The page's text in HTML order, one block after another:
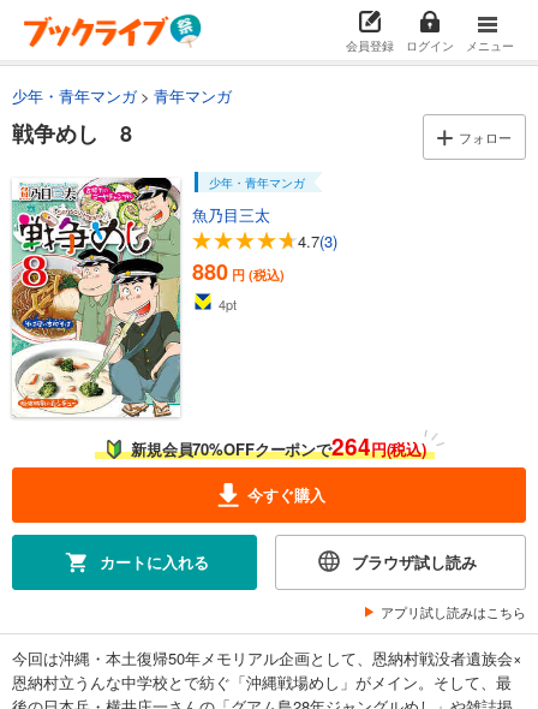
会員登録 ログイン メニュー
少年・青年マンガ 青年マンガ
戦争めし 8 フォロー
少年・青年マンガ
魚乃目三太
4.7(3)
880 円 (税込)
4pt
新規会員70%OFFクーポンで264円(税込)
今すぐ購入
カートに入れる ブラウザ試し読み
アプリ試し読みはこちら
今回は沖縄・本土復帰50年メモリアル企画として、恩納村戦没者遺族会×
恩納村立うんな中学校とで紡ぐ「沖縄戦場めし」がメイン。そして、最